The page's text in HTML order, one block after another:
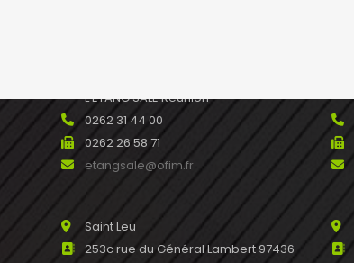
L’ETANG SALE Réunion
0262 31 44 00
0262 26 58 71
etangsale@ofim.fr
Saint Leu
253c rue du Général Lambert 97436